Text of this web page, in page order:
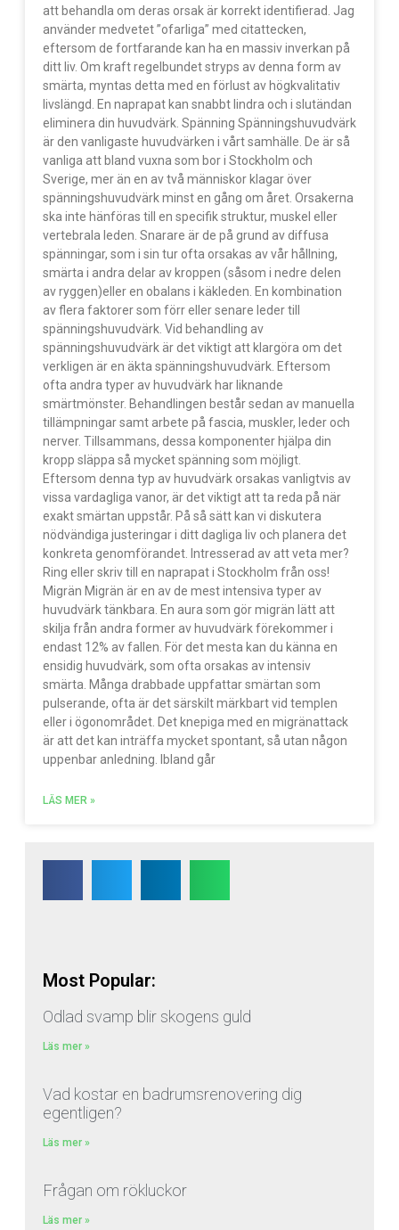
att behandla om deras orsak är korrekt identifierad. Jag
använder medvetet ”ofarliga” med citattecken,
eftersom de fortfarande kan ha en massiv inverkan på
ditt liv. Om kraft regelbundet stryps av denna form av
smärta, myntas detta med en förlust av högkvalitativ
livslängd. En naprapat kan snabbt lindra och i slutändan
eliminera din huvudvärk. Spänning Spänningshuvudvärk
är den vanligaste huvudvärken i vårt samhälle. De är så
vanliga att bland vuxna som bor i Stockholm och
Sverige, mer än en av två människor klagar över
spänningshuvudvärk minst en gång om året. Orsakerna
ska inte hänföras till en specifik struktur, muskel eller
vertebrala leden. Snarare är de på grund av diffusa
spänningar, som i sin tur ofta orsakas av vår hållning,
smärta i andra delar av kroppen (såsom i nedre delen
av ryggen)eller en obalans i käkleden. En kombination
av flera faktorer som förr eller senare leder till
spänningshuvudvärk. Vid behandling av
spänningshuvudvärk är det viktigt att klargöra om det
verkligen är en äkta spänningshuvudvärk. Eftersom
ofta andra typer av huvudvärk har liknande
smärtmönster. Behandlingen består sedan av manuella
tillämpningar samt arbete på fascia, muskler, leder och
nerver. Tillsammans, dessa komponenter hjälpa din
kropp släppa så mycket spänning som möjligt.
Eftersom denna typ av huvudvärk orsakas vanligtvis av
vissa vardagliga vanor, är det viktigt att ta reda på när
exakt smärtan uppstår. På så sätt kan vi diskutera
nödvändiga justeringar i ditt dagliga liv och planera det
konkreta genomförandet. Intresserad av att veta mer?
Ring eller skriv till en naprapat i Stockholm från oss!
Migrän Migrän är en av de mest intensiva typer av
huvudvärk tänkbara. En aura som gör migrän lätt att
skilja från andra former av huvudvärk förekommer i
endast 12% av fallen. För det mesta kan du känna en
ensidig huvudvärk, som ofta orsakas av intensiv
smärta. Många drabbade uppfattar smärtan som
pulserande, ofta är det särskilt märkbart vid templen
eller i ögonområdet. Det knepiga med en migränattack
är att det kan inträffa mycket spontant, så utan någon
uppenbar anledning. Ibland går
LÄS MER »
Most Popular:
Odlad svamp blir skogens guld
Läs mer »
Vad kostar en badrumsrenovering dig
egentligen?
Läs mer »
Frågan om rökluckor
Läs mer »